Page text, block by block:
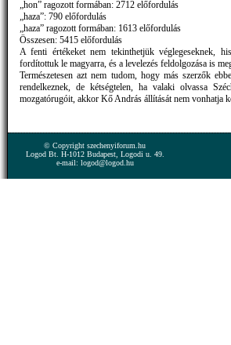
„hon” ragozott formában: 2712 előfordulás
„haza”: 790 előfordulás
„haza” ragozott formában: 1613 előfordulás
Összesen: 5415 előfordulás
A fenti értékeket nem tekinthetjük véglegeseknek,
fordítottuk le magyarra, és a levelezés feldolgozása is
Természetesen azt nem tudom, hogy más szerzők
rendelkeznek, de kétségtelen, ha valaki olvassa
mozgatórugóit, akkor Kő András állítását nem vonhatja
© Copyright szechenyiforum.hu
Logod Bt. H-1012 Budapest, Logodi u. 49.
e-mail: logod@logod.hu